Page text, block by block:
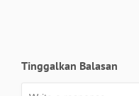
Tinggalkan Balasan